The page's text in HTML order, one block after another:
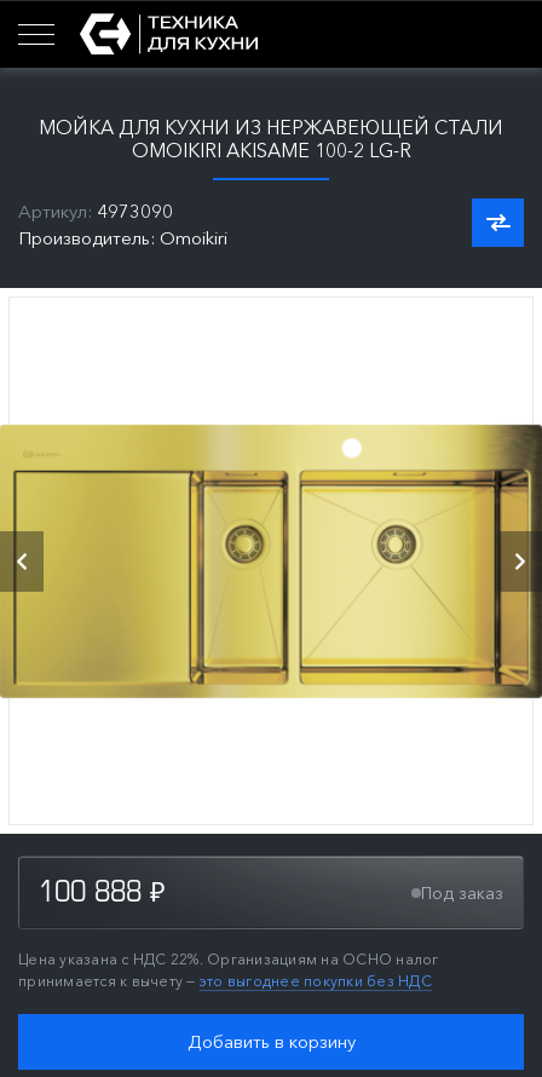
МОЙКА ДЛЯ КУХНИ ИЗ НЕРЖАВЕЮЩЕЙ СТАЛИ
OMOIKIRI AKISAME 100-2 LG-R
Артикул: 4973090
Производитель: Omoikiri
100 888 ₽ Под заказ
Цена указана с НДС 22%. Организациям на ОСНО налог
принимается к вычету — это выгоднее покупки без НДС
Добавить в корзину